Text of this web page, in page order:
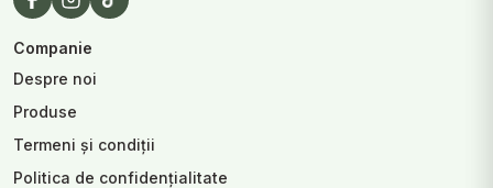
Companie
Despre noi
Produse
Termeni și condiții
Politica de confidențialitate